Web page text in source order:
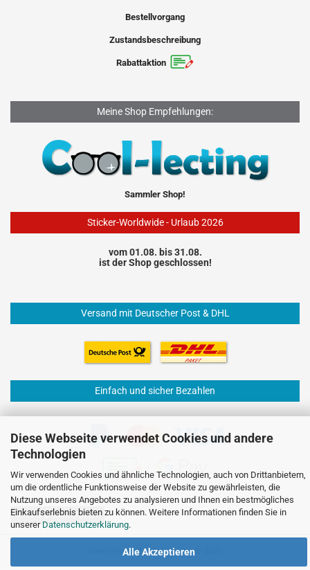
Diese Webseite verwendet Cookies und andere
Technologien
Wir verwenden Cookies und ähnliche Technologien, auch von Drittanbietern,
um die ordentliche Funktionsweise der Website zu gewährleisten, die
Nutzung unseres Angebotes zu analysieren und Ihnen ein bestmögliches
Einkaufserlebnis bieten zu können. Weitere Informationen finden Sie in
unserer Datenschutzerklärung.
Alle Akzeptieren
Bestellvorgang
Zustandsbeschreibung
Rabattaktion
Meine Shop Empfehlungen:
Sammler Shop!
Sticker-Worldwide - Urlaub 2026
vom 01.08. bis 31.08.
ist der Shop geschlossen!
Versand mit Deutscher Post & DHL
Einfach und sicher Bezahlen
Vertrag widerrufen
Internetshopby Gambio.de © 2026